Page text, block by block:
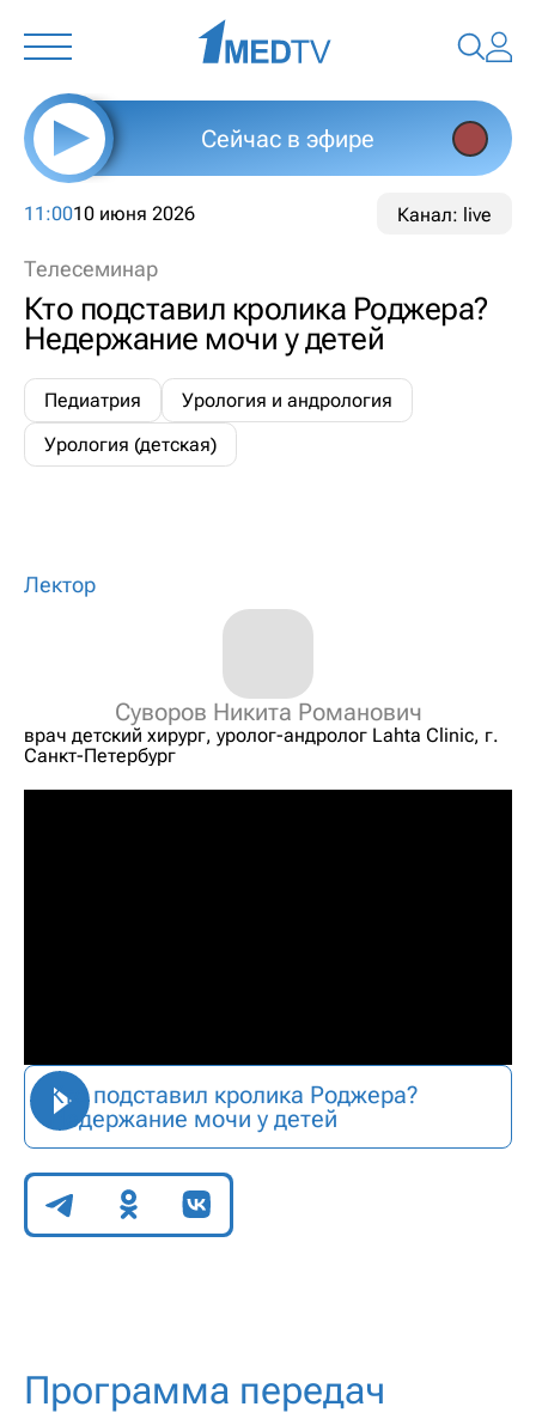
Сейчас в эфире
11:0010 июня 2026 Канал: live
Телесеминар
Кто подставил кролика Роджера?
Недержание мочи у детей
Педиатрия
Урология и андрология
Урология (детская)
Лектор
Суворов Никита Романович
врач детский хирург, уролог-андролог Lahta Clinic, г.
Санкт-Петербург
Кто подставил кролика Роджера?
Недержание мочи у детей
Поделиться
Программа передач